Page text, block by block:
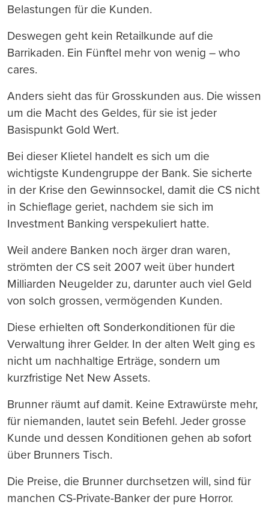
Belastungen für die Kunden.
Deswegen geht kein Retailkunde auf die
Barrikaden. Ein Fünftel mehr von wenig – who
cares.
Anders sieht das für Grosskunden aus. Die wissen
um die Macht des Geldes, für sie ist jeder
Basispunkt Gold Wert.
Bei dieser Klietel handelt es sich um die
wichtigste Kundengruppe der Bank. Sie sicherte
in der Krise den Gewinnsockel, damit die CS nicht
in Schieflage geriet, nachdem sie sich im
Investment Banking verspekuliert hatte.
Weil andere Banken noch ärger dran waren,
strömten der CS seit 2007 weit über hundert
Milliarden Neugelder zu, darunter auch viel Geld
von solch grossen, vermögenden Kunden.
Diese erhielten oft Sonderkonditionen für die
Verwaltung ihrer Gelder. In der alten Welt ging es
nicht um nachhaltige Erträge, sondern um
kurzfristige Net New Assets.
Brunner räumt auf damit. Keine Extrawürste mehr,
für niemanden, lautet sein Befehl. Jeder grosse
Kunde und dessen Konditionen gehen ab sofort
über Brunners Tisch.
Die Preise, die Brunner durchsetzen will, sind für
manchen CS-Private-Banker der pure Horror.